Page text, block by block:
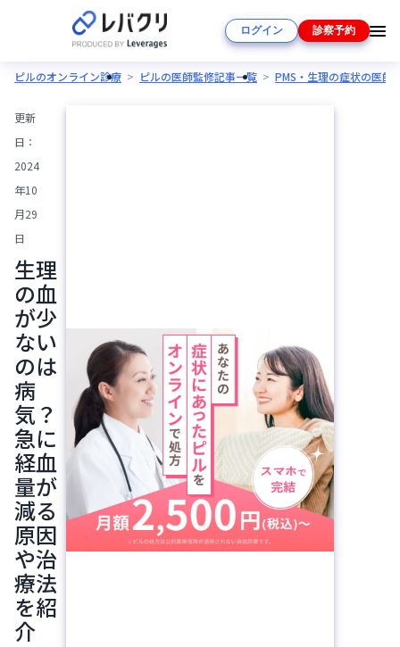
ログイン 診察予約
ピルのオンライン診療 ピルの医師監修記事一覧 PMS・生理の症状の医師
更新
日：
2024
年10
月29
日
生理
の血
が少
ない
のは
病
気？
急に
経血
量が
減る
原因
や治
療法
を紹
介